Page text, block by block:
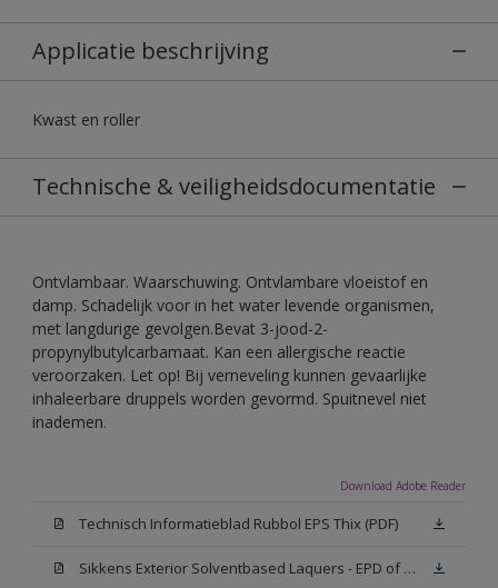
Applicatie beschrijving
Kwast en roller
Technische & veiligheidsdocumentatie
Ontvlambaar. Waarschuwing. Ontvlambare vloeistof en
damp. Schadelijk voor in het water levende organismen,
met langdurige gevolgen.Bevat 3-jood-2-
propynylbutylcarbamaat. Kan een allergische reactie
veroorzaken. Let op! Bij verneveling kunnen gevaarlijke
inhaleerbare druppels worden gevormd. Spuitnevel niet
inademen.
Download Adobe Reader
Technisch Informatieblad Rubbol EPS Thix (PDF)
Sikkens Exterior Solventbased Laquers - EPD of Milieuproductverklaring